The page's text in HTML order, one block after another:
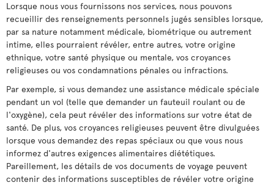
Lorsque nous vous fournissons nos services, nous pouvons
recueillir des renseignements personnels jugés sensibles lorsque,
par sa nature notamment médicale, biométrique ou autrement
intime, elles pourraient révéler, entre autres, votre origine
ethnique, votre santé physique ou mentale, vos croyances
religieuses ou vos condamnations pénales ou infractions.
Par exemple, si vous demandez une assistance médicale spéciale
pendant un vol (telle que demander un fauteuil roulant ou de
l'oxygène), cela peut révéler des informations sur votre état de
santé. De plus, vos croyances religieuses peuvent être divulguées
lorsque vous demandez des repas spéciaux ou que vous nous
informez d'autres exigences alimentaires diététiques.
Pareillement, les détails de vos documents de voyage peuvent
contenir des informations susceptibles de révéler votre origine